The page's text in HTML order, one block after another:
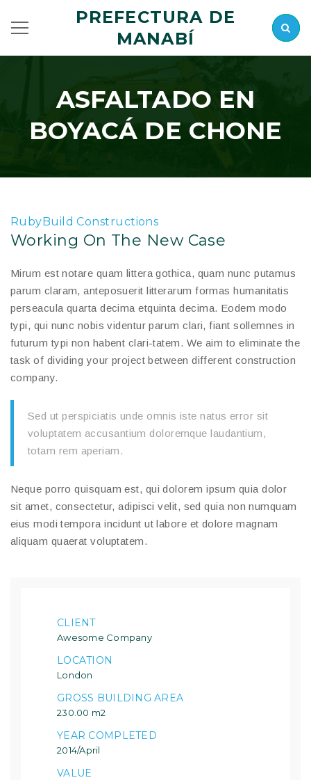
PREFECTURA DE
MANABÍ
ASFALTADO EN
BOYACÁ DE CHONE
RubyBuild Constructions
Working On The New Case
Mirum est notare quam littera gothica, quam nunc putamus
parum claram, anteposuerit litterarum formas humanitatis
perseacula quarta decima etquinta decima. Eodem modo
typi, qui nunc nobis videntur parum clari, fiant sollemnes in
futurum typi non habent clari-tatem. We aim to eliminate the
task of dividing your project between different construction
company.
Sed ut perspiciatis unde omnis iste natus error sit
voluptatem accusantium doloremque laudantium,
totam rem aperiam.
Neque porro quisquam est, qui dolorem ipsum quia dolor
sit amet, consectetur, adipisci velit, sed quia non numquam
eius modi tempora incidunt ut labore et dolore magnam
aliquam quaerat voluptatem.
CLIENT
Awesome Company
LOCATION
London
GROSS BUILDING AREA
230.00 m2
YEAR COMPLETED
2014/April
VALUE